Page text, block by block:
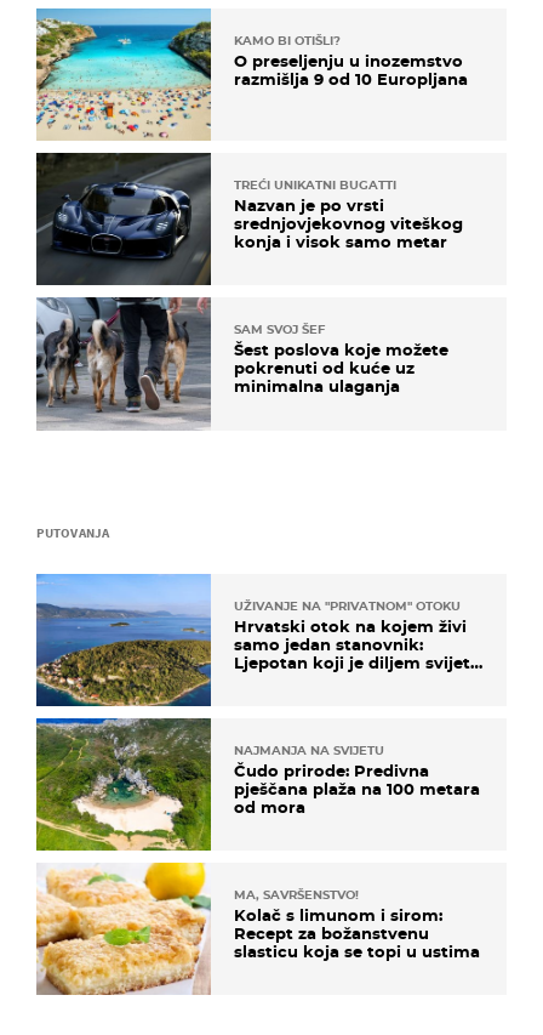
PUTOVANJA
UŽIVANJE NA "PRIVATNOM" OTOKU
Hrvatski otok na kojem živi
samo jedan stanovnik:
Ljepotan koji je diljem svijeta
NAJMANJA NA SVIJETU
Čudo prirode: Predivna
pješčana plaža na 100 metara
od mora
MA, SAVRŠENSTVO!
Kolač s limunom i sirom:
Recept za božanstvenu
slasticu koja se topi u ustima
KAMO BI OTIŠLI?
O preseljenju u inozemstvo
razmišlja 9 od 10 Europljana
TREĆI UNIKATNI BUGATTI
Nazvan je po vrsti
srednjovjekovnog viteškog
konja i visok samo metar
SAM SVOJ ŠEF
Šest poslova koje možete
pokrenuti od kuće uz
minimalna ulaganja